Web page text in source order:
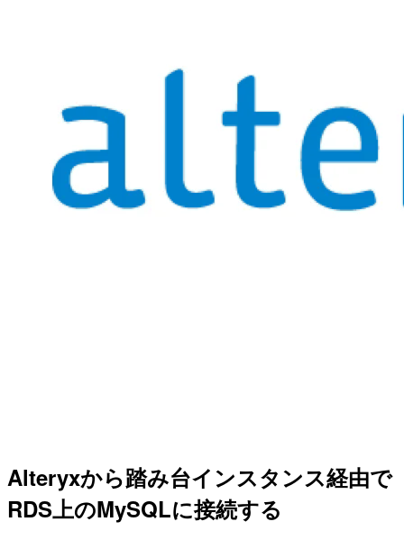
Alteryxから踏み台インスタンス経由で
RDS上のMySQLに接続する